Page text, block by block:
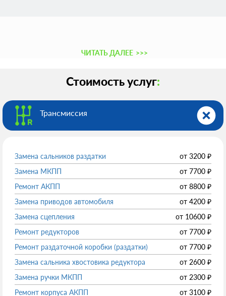
ЧИТАТЬ ДАЛЕЕ >>>
Стоимость услуг:
Трансмиссия
Замена сальников раздатки от 3200 ₽
Замена МКПП
от 7700 ₽
Ремонт АКПП
от 8800 ₽
Замена приводов автомобиля
от 4200 ₽
Замена сцепления
от 10600 ₽
Ремонт редукторов
от 7700 ₽
Ремонт раздаточной коробки (раздатки)
от 7700 ₽
Замена сальника хвостовика редуктора
от 2600 ₽
Замена ручки МКПП
от 2300 ₽
Ремонт корпуса АКПП
от 3100 ₽